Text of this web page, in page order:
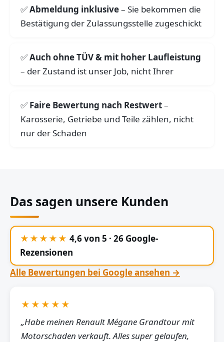
Abmeldung inklusive– Sie bekommen die
Bestätigung der Zulassungsstelle zugeschickt
Auch ohne TÜV & mit hoher Laufleistung
– der Zustand ist unser Job, nicht Ihrer
Faire Bewertung nach Restwert–
Karosserie, Getriebe und Teile zählen, nicht
nur der Schaden
Das sagen unsere Kunden
★★★★★ 4,6 von 5 · 26 Google-
Rezensionen
Alle Bewertungen bei Google ansehen →
★★★★★
„Habe meinen Renault Mégane Grandtour mit
Motorschaden verkauft. Alles super gelaufen,